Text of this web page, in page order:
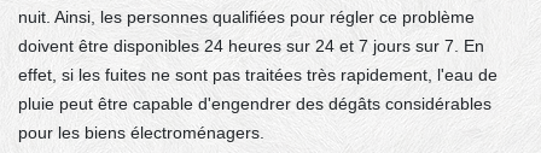
nuit. Ainsi, les personnes qualifiées pour régler ce problème
doivent être disponibles 24 heures sur 24 et 7 jours sur 7. En
effet, si les fuites ne sont pas traitées très rapidement, l'eau de
pluie peut être capable d'engendrer des dégâts considérables
pour les biens électroménagers.